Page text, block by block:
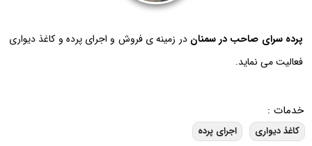
پرده سرای صاحب در سمناندر زمینه ی فروش و اجرای پرده و کاغذ دیواری
فعالیت می نماید.
خدمات :
کاغذ دیواری اجرای پرده